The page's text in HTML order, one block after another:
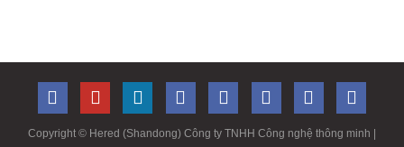
Copyright © Hered (Shandong) Công ty TNHH Công nghệ thông minh